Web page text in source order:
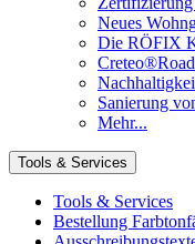
Neues
Die RÖFIX
Sanierung
Mehr...
Tools & Services
Tools & Services
Bestellung